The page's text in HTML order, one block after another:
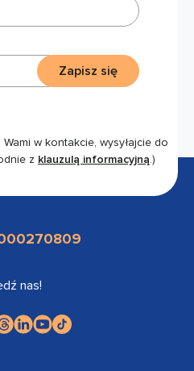
w kontakcie, wysyłajcie do
z klauzulą informacyjną.)
Zapisz się
nas!